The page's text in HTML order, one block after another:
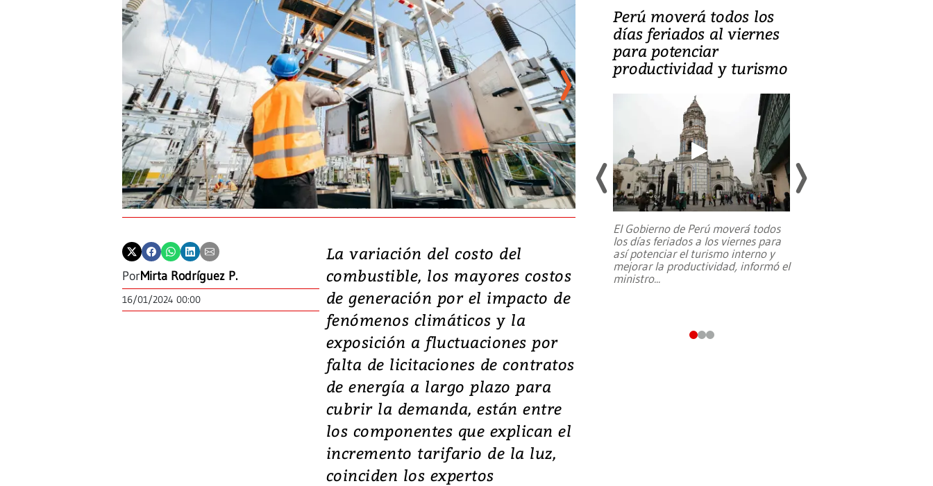
PorMirta Rodríguez P.
16/01/2024 00:00
La variación del costo del
combustible, los mayores costos
de generación por el impacto de
fenómenos climáticos y la
exposición a fluctuaciones por
falta de licitaciones de contratos
de energía a largo plazo para
cubrir la demanda, están entre
los componentes que explican el
incremento tarifario de la luz,
coinciden los expertos
Video: Lula lanza su
candidatura con
promesas de inversión
en defensa, educación y
tierras raras
Entre recuerdos y escuetas
referencias hacia sus adversarios, el
presidente de Brasil, Luiz Inácio Lula
da Silva, oficializó este domingo su
candidatura...
Perú moverá todos los
días feriados al viernes
para potenciar
productividad y turismo
El Gobierno de Perú moverá todos
los días feriados a los viernes para
así potenciar el turismo interno y
mejorar la productividad, informó el
ministro...